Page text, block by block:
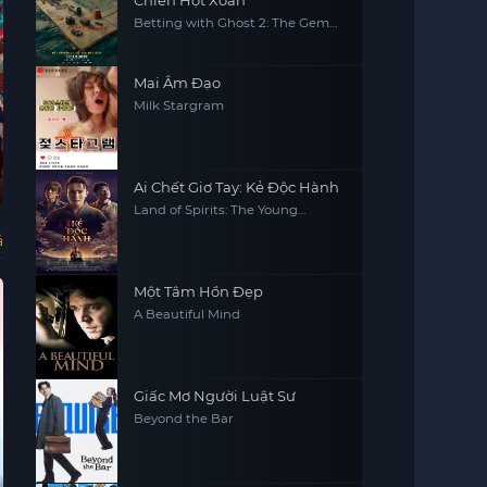
Người Mẹ Ngực
Khủng 2
Bosomy Mom Mulan 2009
Sói
Dances with
Betting with Ghost 2: The Gem
Mai Âm Đạo
Milk Stargram
Ai Chết Giơ Tay: Kẻ Độc Hành
Land of Spirits: The Young
Một Tâm Hồn Đẹp
A Beautiful Mind
Giấc Mơ Người Luật Sư
Beyond the Bar